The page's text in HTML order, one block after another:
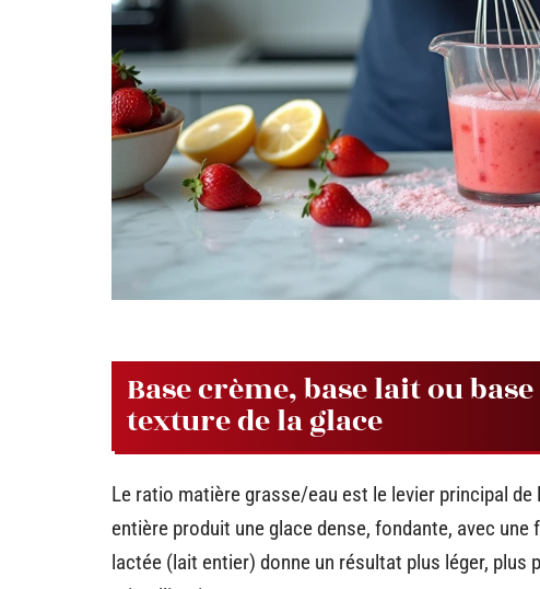
Base crème, base lait ou
texture de la glace
Le ratio matière grasse/eau est le levier principal
entière produit une glace dense, fondante, avec
lactée (lait entier) donne un résultat plus léger, plus